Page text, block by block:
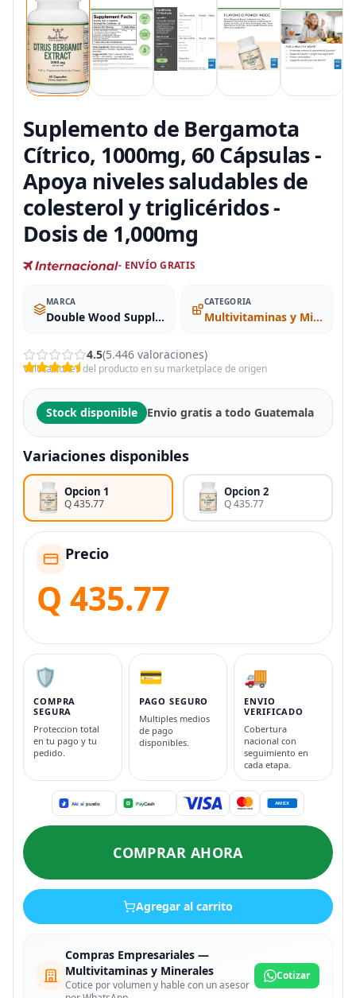
Suplemento de Bergamota
Cítrico, 1000mg, 60 Cápsulas -
Apoya niveles saludables de
colesterol y triglicéridos -
Dosis de 1,000mg
- ENVÍO GRATIS
MARCA
Double Wood Supplements
CATEGORIA
Multivitaminas y Minerales
4.5(5.446 valoraciones)
Valoraciones del producto en su marketplace de origen
Stock disponible Envio gratis a todo Guatemala
Variaciones disponibles
Opcion 1
Q 435.77
Opcion 2
Q 435.77
Precio
Q 435.77
🛡️
COMPRA
SEGURA
Proteccion total
en tu pago y tu
pedido.
💳
PAGO SEGURO
Multiples medios
de pago
disponibles.
🚚
ENVIO
VERIFICADO
Cobertura
nacional con
seguimiento en
cada etapa.
COMPRAR AHORA
Agregar al carrito
Compras Empresariales —
Multivitaminas y Minerales
Cotice por volumen y hable con un asesor
Cotizar